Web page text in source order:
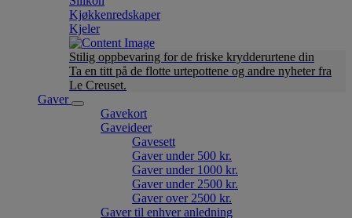
Kjøkkenredskaper
Kjeler
Stilig oppbevaring for de friske krydderurtene din
Ta en titt på de flotte urtepottene og andre nyheter fra
Le Creuset.
Gaver
Gavekort
Gaveideer
Gavesett
Gaver under 500 kr.
Gaver under 1000 kr.
Gaver under 2500 kr.
Gaver over 2500 kr.
Gaver til enhver anledning